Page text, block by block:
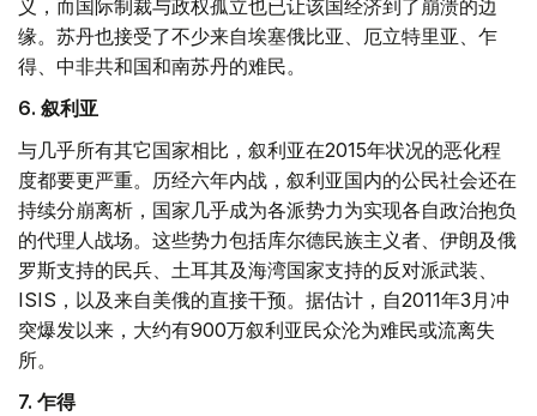
义，而国际制裁与政权孤立也已让该国经济到了崩溃的边
缘。苏丹也接受了不少来自埃塞俄比亚、厄立特里亚、乍
得、中非共和国和南苏丹的难民。
6. 叙利亚
与几乎所有其它国家相比，叙利亚在2015年状况的恶化程
度都要更严重。历经六年内战，叙利亚国内的公民社会还在
持续分崩离析，国家几乎成为各派势力为实现各自政治抱负
的代理人战场。这些势力包括库尔德民族主义者、伊朗及俄
罗斯支持的民兵、土耳其及海湾国家支持的反对派武装、
ISIS，以及来自美俄的直接干预。据估计，自2011年3月冲
突爆发以来，大约有900万叙利亚民众沦为难民或流离失
所。
7. 乍得